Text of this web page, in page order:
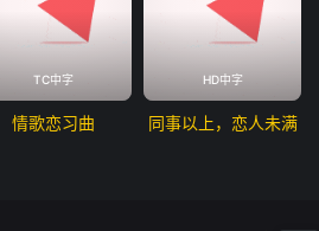
TC中字
情歌恋习曲
HD中字
同事以上，恋人未满